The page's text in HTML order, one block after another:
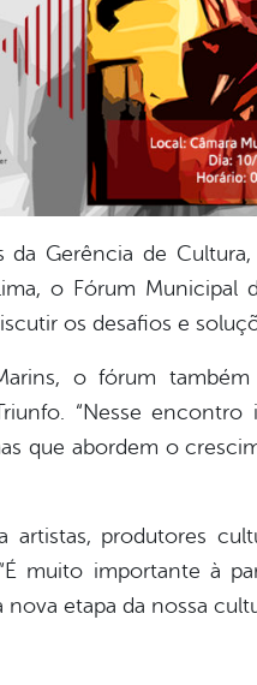
da Gerência de
o Fórum
os desafios e
o fórum
“Nesse
que abordem o
artistas, produtores
muito importante à
etapa da nossa